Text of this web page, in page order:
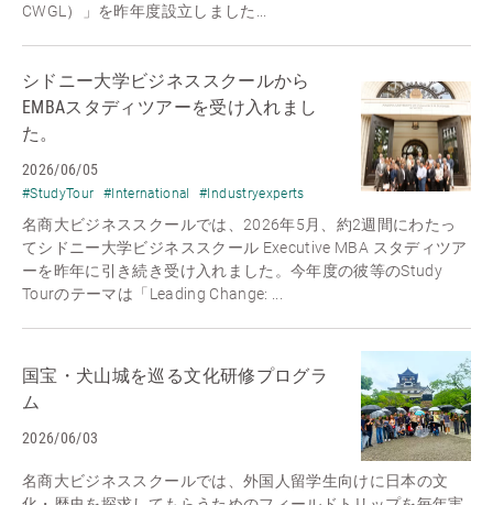
CWGL）」を昨年度設立しました...
シドニー大学ビジネススクールから
EMBAスタディツアーを受け入れまし
た。
2026/06/05
#StudyTour #International #Industryexperts
名商大ビジネススクールでは、2026年5月、約2週間にわたっ
てシドニー大学ビジネススクール Executive MBA スタディツア
ーを昨年に引き続き受け入れました。今年度の彼等のStudy
Tourのテーマは「Leading Change: ...
国宝・犬山城を巡る文化研修プログラ
ム
2026/06/03
名商大ビジネススクールでは、外国人留学生向けに日本の文